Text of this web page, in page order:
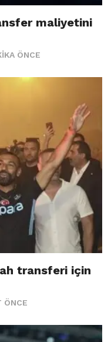
maliyetini
ÖNCE
transferi için
ÖNCE